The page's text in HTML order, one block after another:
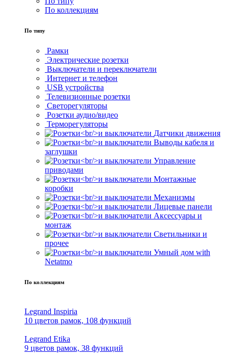
По коллекциям
По типу
Рамки
Электрические розетки
Выключатели и переключатели
Интернет и телефон
USB устройства
Телевизионные розетки
Светорегуляторы
Розетки аудио/видео
Терморегуляторы
Датчики движения
Выводы кабеля и
заглушки
Управление
приводами
Монтажные
коробки
Механизмы
Лицевые панели
Аксессуары и
монтаж
Светильники и
прочее
Умный дом with
Netatmo
По коллекциям
Legrand Inspiria
10 цветов рамок, 108 функций
Legrand Etika
9 цветов рамок, 38 функций